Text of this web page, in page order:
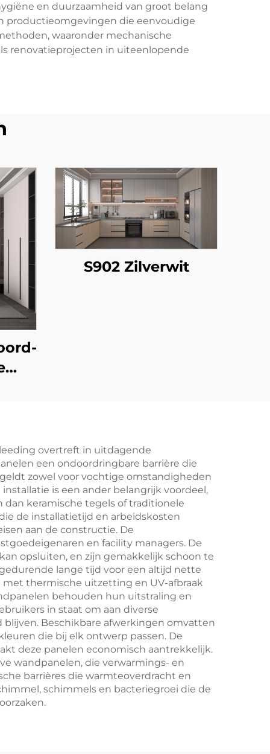
en duurzaamheid van groot belang
productieomgevingen die eenvoudige
waaronder mechanische
renovatieprojecten in uiteenlopende
S902 Zilverwit
overtreft in uitdagende
een ondoordringbare barrière die
zowel voor vochtige omstandigheden
is een ander belangrijk voordeel,
keramische tegels of traditionele
de installatietijd en arbeidskosten
aan de constructie. De
en facility managers. De
opsluiten, en zijn gemakkelijk schoon te
lange tijd voor een altijd nette
thermische uitzetting en UV-afbraak
behouden hun uitstraling en
in staat om aan diverse
Beschikbare afwerkingen omvatten
die bij elk ontwerp passen. De
deze panelen economisch aantrekkelijk.
wandpanelen, die verwarmings- en
barrières die warmteoverdracht en
schimmels en bacteriegroei die de